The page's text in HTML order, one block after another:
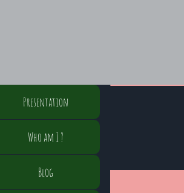
Presentation
Who am I ?
Blog